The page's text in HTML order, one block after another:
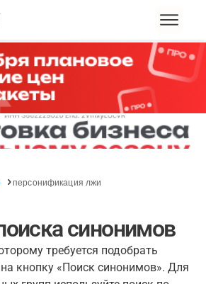
персонификация лжи
синонимов
требуется подобрать
кнопку «Поиск синонимов». Для